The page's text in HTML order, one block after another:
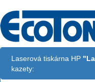
Laserová tiskárna HP
kazety: